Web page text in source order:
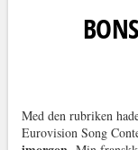
Med den rubriken
Eurovision Song